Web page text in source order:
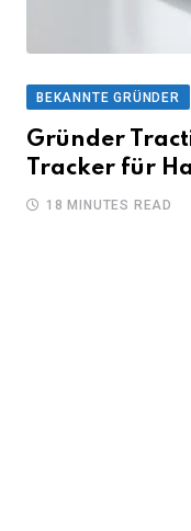
BEKANNTE GRÜNDER
Gründer
Tracker für
18 MINUTES READ